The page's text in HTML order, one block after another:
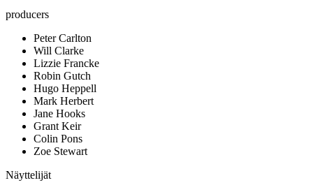
producers
Peter Carlton
Will Clarke
Lizzie Francke
Robin Gutch
Hugo Heppell
Mark Herbert
Jane Hooks
Grant Keir
Colin Pons
Zoe Stewart
Näyttelijät